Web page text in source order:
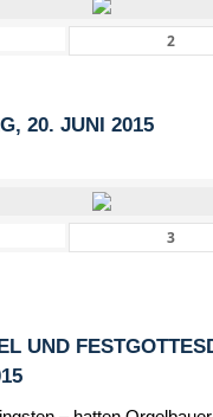
20. JUNI 2015
UND